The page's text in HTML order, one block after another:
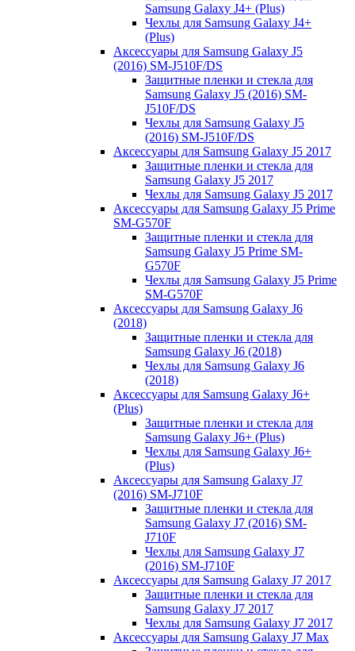
Samsung Galaxy J4+ (Plus)
Чехлы для Samsung Galaxy J4+
(Plus)
Аксессуары для Samsung Galaxy J5
(2016) SM-J510F/DS
Защитные пленки и стекла для
Samsung Galaxy J5 (2016) SM-
J510F/DS
Чехлы для Samsung Galaxy J5
(2016) SM-J510F/DS
Аксессуары для Samsung Galaxy J5 2017
Защитные пленки и стекла для
Samsung Galaxy J5 2017
Чехлы для Samsung Galaxy J5 2017
Аксессуары для Samsung Galaxy J5 Prime
SM-G570F
Защитные пленки и стекла для
Samsung Galaxy J5 Prime SM-
G570F
Чехлы для Samsung Galaxy J5 Prime
SM-G570F
Аксессуары для Samsung Galaxy J6
(2018)
Защитные пленки и стекла для
Samsung Galaxy J6 (2018)
Чехлы для Samsung Galaxy J6
(2018)
Аксессуары для Samsung Galaxy J6+
(Plus)
Защитные пленки и стекла для
Samsung Galaxy J6+ (Plus)
Чехлы для Samsung Galaxy J6+
(Plus)
Аксессуары для Samsung Galaxy J7
(2016) SM-J710F
Защитные пленки и стекла для
Samsung Galaxy J7 (2016) SM-
J710F
Чехлы для Samsung Galaxy J7
(2016) SM-J710F
Аксессуары для Samsung Galaxy J7 2017
Защитные пленки и стекла для
Samsung Galaxy J7 2017
Чехлы для Samsung Galaxy J7 2017
Аксессуары для Samsung Galaxy J7 Max